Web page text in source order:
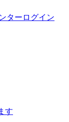
ター ログイン
す